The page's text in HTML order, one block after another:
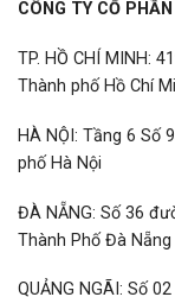
CÔNG TY CỔ
TP. HỒ CHÍ MINH:
Thành phố Hồ Chí
HÀ NỘI: Tầng 6 Số
phố Hà Nội
ĐÀ NẴNG: Số 36
Thành Phố Đà Nẵng
QUẢNG NGÃI: Số